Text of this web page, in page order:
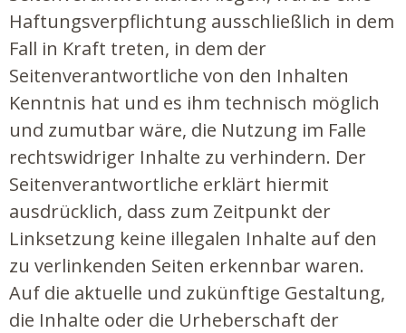
Haftungsverpflichtung ausschließlich in dem
Fall in Kraft treten, in dem der
Seitenverantwortliche von den Inhalten
Kenntnis hat und es ihm technisch möglich
und zumutbar wäre, die Nutzung im Falle
rechtswidriger Inhalte zu verhindern. Der
Seitenverantwortliche erklärt hiermit
ausdrücklich, dass zum Zeitpunkt der
Linksetzung keine illegalen Inhalte auf den
zu verlinkenden Seiten erkennbar waren.
Auf die aktuelle und zukünftige Gestaltung,
die Inhalte oder die Urheberschaft der